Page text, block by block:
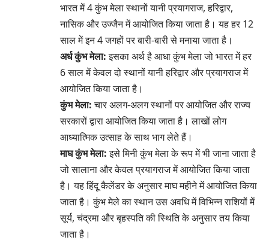
भारत में 4 कुंभ मेला स्थानों यानी प्रयागराज, हरिद्वार,
नासिक और उज्जैन में आयोजित किया जाता है। यह हर 12
साल में इन 4 जगहों पर बारी-बारी से मनाया जाता है।
अर्ध कुंभ मेला:इसका अर्थ है आधा कुंभ मेला जो भारत में हर
6 साल में केवल दो स्थानों यानी हरिद्वार और प्रयागराज में
आयोजित किया जाता है।
कुंभ मेला: चार अलग-अलग स्थानों पर आयोजित और राज्य
सरकारों द्वारा आयोजित किया जाता है। लाखों लोग
आध्यात्मिक उत्साह के साथ भाग लेते हैं।
माघ कुंभ मेला:इसे मिनी कुंभ मेला के रूप में भी जाना जाता है
जो सालाना और केवल प्रयागराज में आयोजित किया जाता
है। यह हिंदू कैलेंडर के अनुसार माघ महीने में आयोजित किया
जाता है। कुंभ मेले का स्थान उस अवधि में विभिन्न राशियों में
सूर्य, चंद्रमा और बृहस्पति की स्थिति के अनुसार तय किया
जाता है।